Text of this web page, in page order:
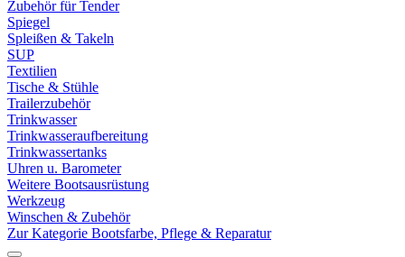
Zubehör für Tender
Spiegel
Spleißen & Takeln
SUP
Textilien
Tische & Stühle
Trailerzubehör
Trinkwasser
Trinkwasseraufbereitung
Trinkwassertanks
Uhren u. Barometer
Weitere Bootsausrüstung
Werkzeug
Winschen & Zubehör
Zur Kategorie Bootsfarbe, Pflege & Reparatur